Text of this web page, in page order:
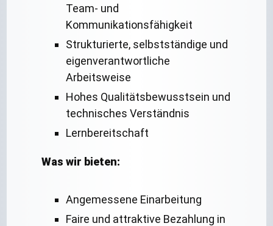
Team- und
Kommunikationsfähigkeit
Strukturierte, selbstständige und
eigenverantwortliche
Arbeitsweise
Hohes Qualitätsbewusstsein und
technisches Verständnis
Lernbereitschaft
Was wir bieten:
Angemessene Einarbeitung
Faire und attraktive Bezahlung in